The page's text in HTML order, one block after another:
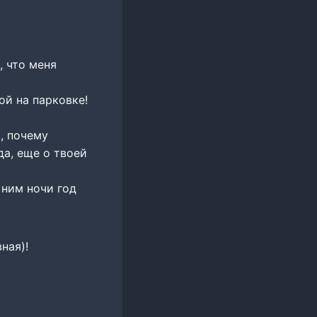
что меня
на парковке!
почему
еще о твоей
ночи год